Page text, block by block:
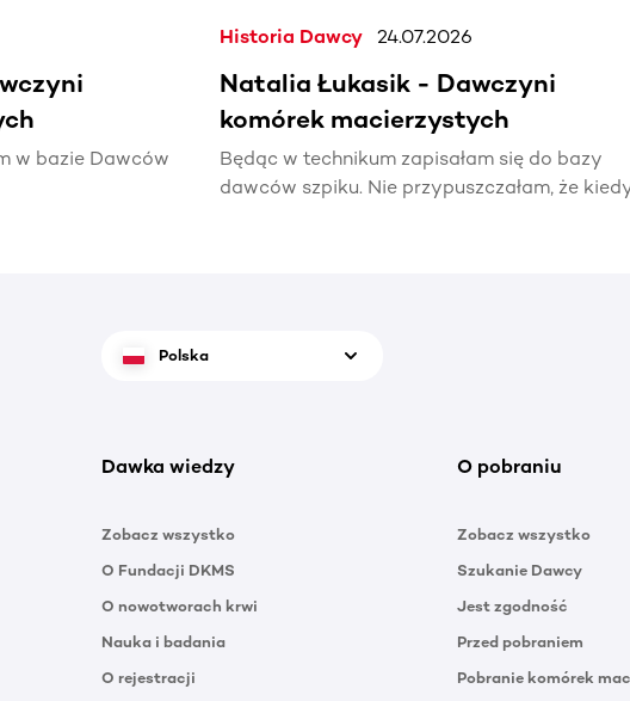
w bazie Dawców
Historia Dawcy 24.07.2026
Natalia Łukasik - Dawczyni
komórek macierzystych
Będąc w technikum zapisałam się do bazy
dawców szpiku. Nie przypuszczałam, że
Polska
Dawka wiedzy
Zobacz wszystko
O Fundacji DKMS
O nowotworach krwi
Nauka i badania
O rejestracji
O pobraniu
Zobacz wszystko
Szukanie Dawcy
Jest zgodność
Przed pobraniem
Pobranie komórek